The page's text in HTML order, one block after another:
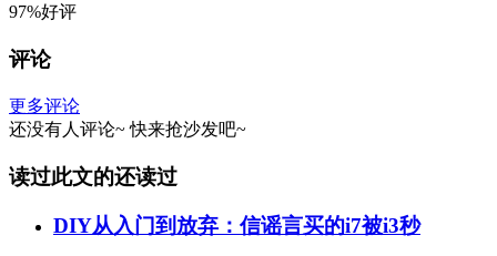
97%好评
评论
更多评论
还没有人评论~ 快来抢沙发吧~
读过此文的还读过
DIY从入门到放弃：信谣言买的i7被i3秒